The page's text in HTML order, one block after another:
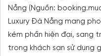
Nẵng (Nguồn:
Luxury Đà Nẵng mang
kém phần hiện đại, sang
trong khách sạn sử dụng